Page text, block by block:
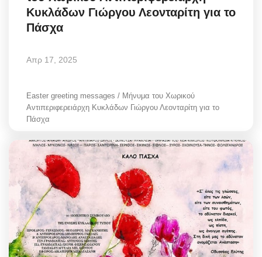
Κυκλάδων Γιώργου Λεονταρίτη για το
Πάσχα
Απρ 17, 2025
Easter greeting messages / Μήνυμα του Χωρικού
Αντιπεριφερειάρχη Κυκλάδων Γιώργου Λεονταρίτη για το
Πάσχα